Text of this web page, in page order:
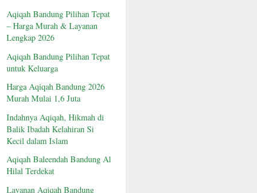
Aqiqah Bandung Pilihan Tepat
– Harga Murah & Layanan
Lengkap 2026
Aqiqah Bandung Pilihan Tepat
untuk Keluarga
Harga Aqiqah Bandung 2026
Murah Mulai 1,6 Juta
Indahnya Aqiqah, Hikmah di
Balik Ibadah Kelahiran Si
Kecil dalam Islam
Aqiqah Baleendah Bandung Al
Hilal Terdekat
Layanan Aqiqah Bandung